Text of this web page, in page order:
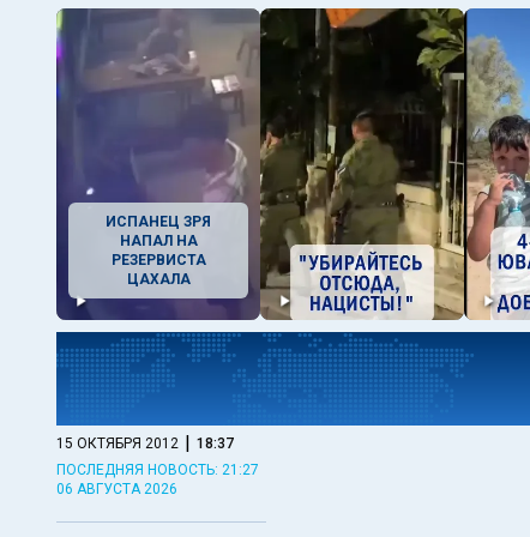
ИСПАНЕЦ ЗРЯ
НАПАЛ НА
РЕЗЕРВИСТА
ЦАХАЛА
15 ОКТЯБРЯ 2012 | 18:37
ПОСЛЕДНЯЯ НОВОСТЬ: 21:27
06 АВГУСТА 2026